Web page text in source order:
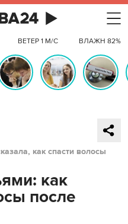
ВЕТЕР 1 М/С ВЛАЖН 82%
как спасти волосы
как
после